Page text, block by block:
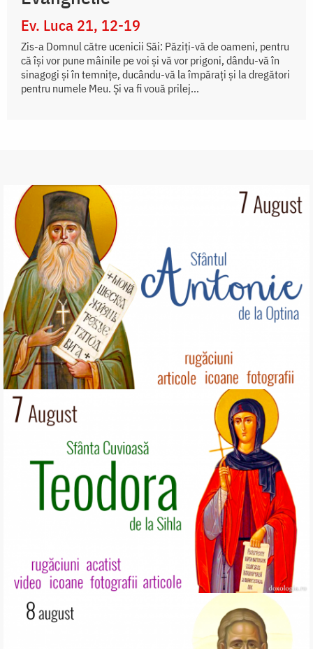
Ev. Luca 21, 12-19
Zis-a Domnul către ucenicii Săi: Păziți-vă de oameni, pentru
că își vor pune mâinile pe voi și vă vor prigoni, dându-vă în
sinagogi și în temnițe, ducându-vă la împărați și la dregători
pentru numele Meu. Și va fi vouă prilej...